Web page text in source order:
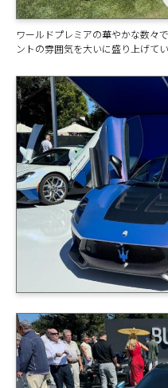
ワールドプレミアの華やかな数々
ントの雰囲気を大いに盛り上げて